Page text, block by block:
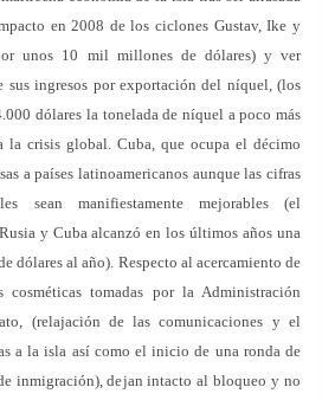
en 2008 de los ciclones Gustav, Ike y
unos 10 mil millones de dólares) y ver
sus ingresos por exportación del níquel, (los
dólares la tonelada de níquel a poco más
la crisis global. Cuba, que ocupa el décimo
a países latinoamericanos aunque las cifras
sean manifiestamente mejorables (el
y Cuba alcanzó en los últimos años una
dólares al año). Respecto al acercamiento de
cosméticas tomadas por la Administración
(relajación de las comunicaciones y el
a la isla así como el inicio de una ronda de
inmigración), dejan intacto al bloqueo y no